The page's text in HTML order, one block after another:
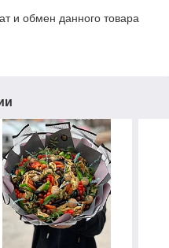
и обмен данного товара